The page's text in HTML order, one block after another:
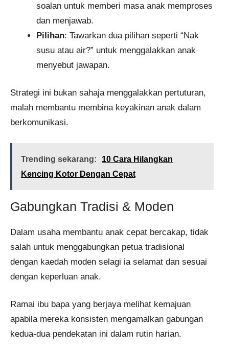
soalan untuk memberi masa anak memproses
dan menjawab.
Pilihan: Tawarkan dua pilihan seperti “Nak
susu atau air?” untuk menggalakkan anak
menyebut jawapan.
Strategi ini bukan sahaja menggalakkan pertuturan,
malah membantu membina keyakinan anak dalam
berkomunikasi.
Trending sekarang:
10 Cara Hilangkan
Kencing Kotor Dengan Cepat​
Gabungkan Tradisi & Moden
Dalam usaha membantu anak cepat bercakap, tidak
salah untuk menggabungkan petua tradisional
dengan kaedah moden selagi ia selamat dan sesuai
dengan keperluan anak.
Ramai ibu bapa yang berjaya melihat kemajuan
apabila mereka konsisten mengamalkan gabungan
kedua-dua pendekatan ini dalam rutin harian.